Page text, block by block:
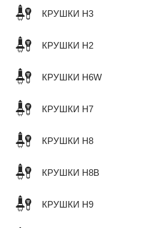
КРУШКИ H3
КРУШКИ H2
КРУШКИ H6W
КРУШКИ H7
КРУШКИ H8
КРУШКИ H8B
КРУШКИ H9